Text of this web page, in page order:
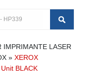
IMPRIMANTE LASER
» XEROX
BLACK